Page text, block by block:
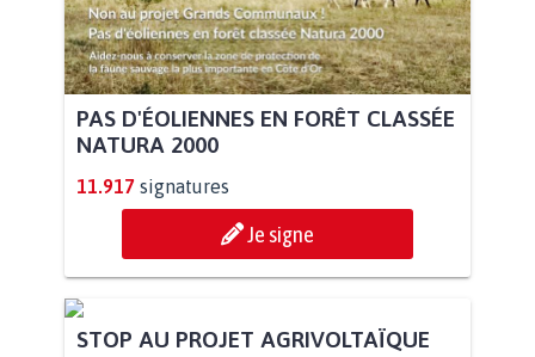
PAS D'ÉOLIENNES EN FORÊT CLASSÉE
NATURA 2000
11.917 signatures
Je signe